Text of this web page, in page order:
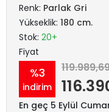
Renk: Parlak Gri
Yükseklik: 180 cm.
Stok: 20+
Fiyat
%3
indirim
En geç 5 Eylül